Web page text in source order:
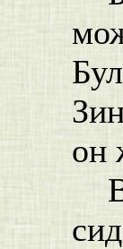
он